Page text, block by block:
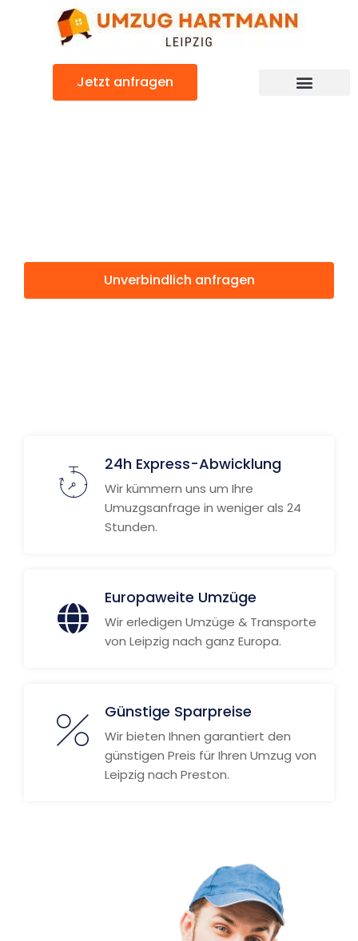
Jetzt anfragen
Unverbindlich anfragen
24h Express-Abwicklung
Wir kümmern uns um Ihre
Umuzgsanfrage in weniger als 24
Stunden.
Europaweite Umzüge
Wir erledigen Umzüge & Transporte
von Leipzig nach ganz Europa.
Günstige Sparpreise
Wir bieten Ihnen garantiert den
günstigen Preis für Ihren Umzug von
Leipzig nach Preston.